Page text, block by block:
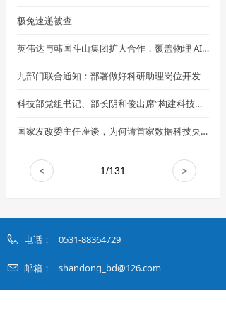
极兔速递被查
英伟达与韩国斗山集团扩大合作，覆盖物理 AI、机器人及 AI 工厂基础设施
九部门联合通知：部署做好科研助理岗位开发
科技部党组书记、部长阴和俊出席“构建科技大宣传格局 讲好中国科技创新故事”座谈会并讲话
国家发改委主任座谈，为何请首家数据科技央企
< >
1/131
电话： 0531-88364729
邮箱： shandong_bd@126.com